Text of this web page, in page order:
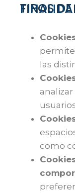
TIPOS DE COOKIES SEGÚN SU
las
como